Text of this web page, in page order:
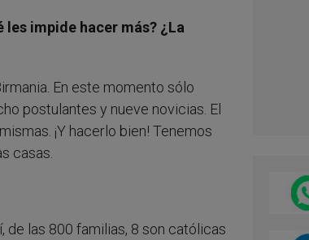
impide hacer más? ¿La
En este momento sólo
postulantes y nueve novicias. El
¡Y hacerlo bien! Tenemos
casas.
de las 800 familias, 8 son católicas